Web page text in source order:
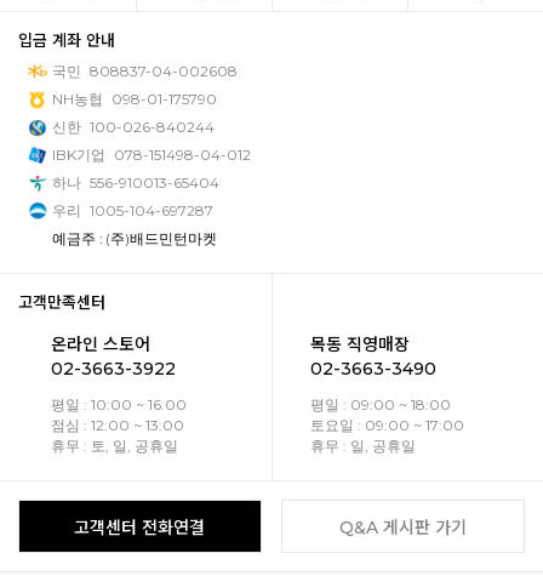
입금 계좌 안내
국민 808837-04-002608
NH농협
098-01-175790
신한 100-026-840244
IBK기업
078-151498-04-012
하나 556-910013-65404
우리 1005-104-697287
예금주 : (주)배드민턴마켓
고객만족센터
온라인 스토어
02-3663-3922
평일 : 10:00 ~ 16:00
점심 : 12:00 ~ 13:00
휴무 : 토, 일, 공휴일
목동 직영매장
02-3663-3490
평일 : 09:00 ~ 18:00
토요일 : 09:00 ~ 17:00
휴무 : 일, 공휴일
고객센터 전화연결 Q&A 게시판 가기